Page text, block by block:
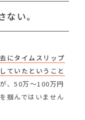
い。
にタイムスリップ
ていたということ
、50万〜100万円
掴んではいません